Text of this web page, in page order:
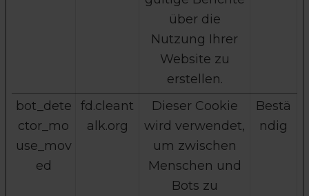
über die
Nutzung Ihrer
Website zu
erstellen.
bot_dete
ctor_mo
use_mov
ed
fd.cleant
alk.org
Dieser Cookie
wird verwendet,
um zwischen
Menschen und
Bots zu
Bestä
ndig